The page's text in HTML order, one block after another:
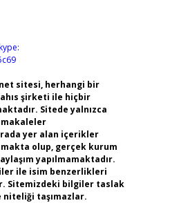
sitesi, herhangi bir
şirketi ile hiçbir
Sitede yalnızca
makaleler
yer alan içerikler
olup, gerçek kurum
yapılmamaktadır.
ile isim benzerlikleri
Sitemizdeki bilgiler taslak
taşımazlar.